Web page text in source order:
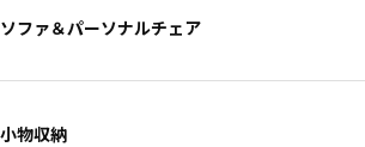
ソファ＆パーソナルチェア
小物収納